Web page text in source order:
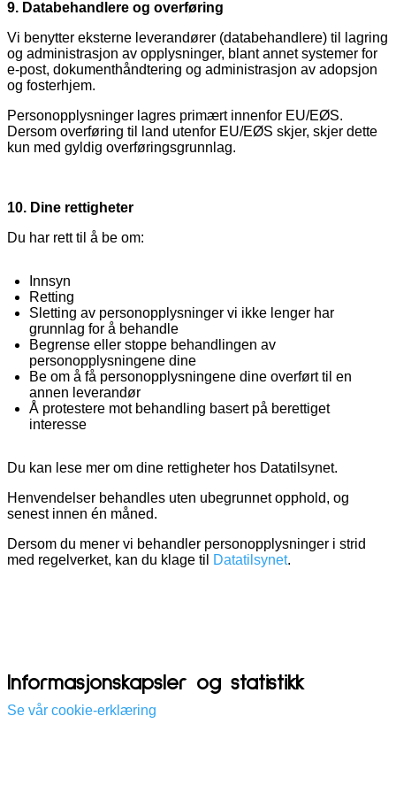
9. Databehandlere og overføring
Vi benytter eksterne leverandører (databehandlere) til lagring
og administrasjon av opplysninger, blant annet systemer for
e-post, dokumenthåndtering og administrasjon av adopsjon
og fosterhjem.
Personopplysninger lagres primært innenfor EU/EØS.
Dersom overføring til land utenfor EU/EØS skjer, skjer dette
kun med gyldig overføringsgrunnlag.
10. Dine rettigheter
Du har rett til å be om:
Innsyn
Retting
Sletting av personopplysninger vi ikke lenger har
grunnlag for å behandle
Begrense eller stoppe behandlingen av
personopplysningene dine
Be om å få personopplysningene dine overført til en
annen leverandør
Å protestere mot behandling basert på berettiget
interesse
Du kan lese mer om dine rettigheter hos Datatilsynet.
Henvendelser behandles uten ubegrunnet opphold, og
senest innen én måned.
Dersom du mener vi behandler personopplysninger i strid
med regelverket, kan du klage til
Datatilsynet.
Informasjonskapsler og statistikk
Se vår cookie-erklæring